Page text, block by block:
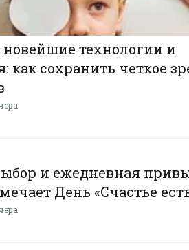
технологии и
как сохранить четкое
и ежедневная
День «Счастье